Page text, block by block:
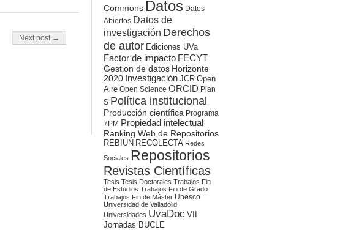
Next post →
Commons Datos Datos
Abiertos Datos de
investigación Derechos
de autor Ediciones UVa
Factor de impacto FECYT
Gestion de datos Horizonte
2020 Investigación JCR Open
Aire Open Science ORCID Plan
S Política institucional
Producción científica Programa
7PM Propiedad intelectual
Ranking Web de Repositorios
REBIUN RECOLECTA Redes
Sociales Repositorios
Revistas Científicas
Tesis Tesis Doctorales Trabajos Fin
de Estudios Trabajos Fin de Grado
Trabajos Fin de Máster Unesco
Universidad de Valladolid
Universidades UvaDoc VII
Jornadas BUCLE